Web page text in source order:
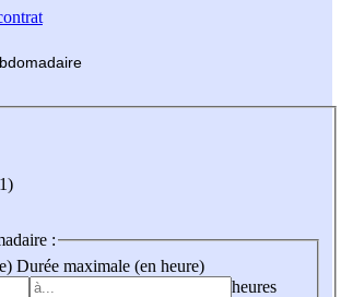
madaire
:
Durée maximale (en heure)
heures